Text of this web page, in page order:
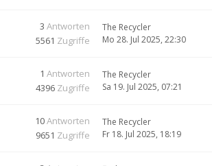
3 Antworten
5561 Zugriffe
The Recycler
Mo 28. Jul 2025, 22:30
1 Antworten
4396 Zugriffe
The Recycler
Sa 19. Jul 2025, 07:21
10Antworten
9651 Zugriffe
The Recycler
Fr 18. Jul 2025, 18:19